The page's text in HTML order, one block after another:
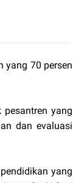
yang 70 persen
yang
dan evaluasi
yang